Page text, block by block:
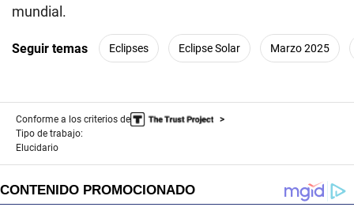
mundial.
Seguir temas Eclipses Eclipse Solar Marzo 2025
Conforme a los criterios de
Tipo de trabajo:
Elucidario